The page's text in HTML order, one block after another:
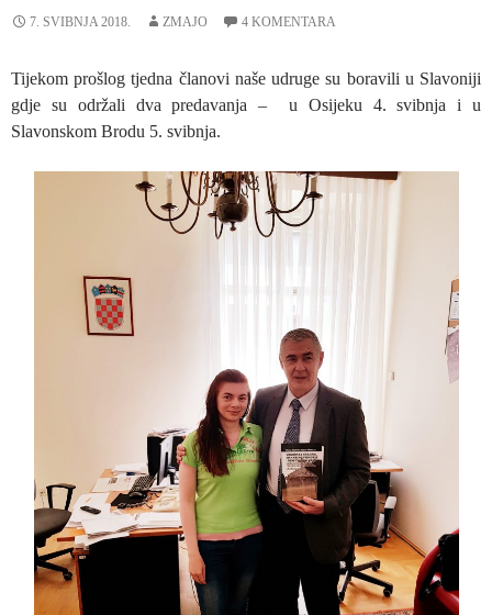
7. SVIBNJA 2018. ZMAJO 4 KOMENTARA
Tijekom prošlog tjedna članovi naše udruge su boravili u Slavoniji
gdje su održali dva predavanja – u Osijeku 4. svibnja i u
Slavonskom Brodu 5. svibnja.